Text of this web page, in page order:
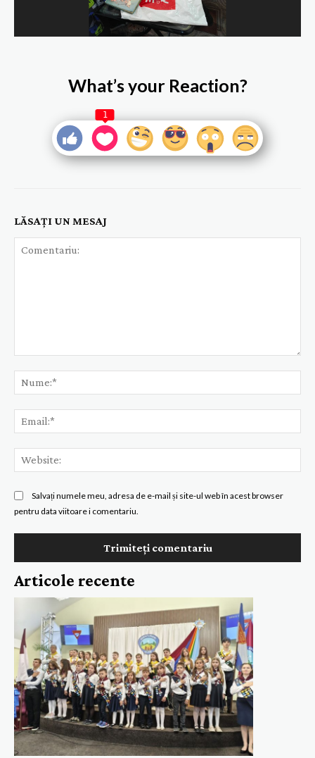
What’s your Reaction?
1
LĂSAȚI UN MESAJ
Salvați numele meu, adresa de e-mail și site-ul web în acest browser
pentru data viitoare i comentariu.
Articole recente